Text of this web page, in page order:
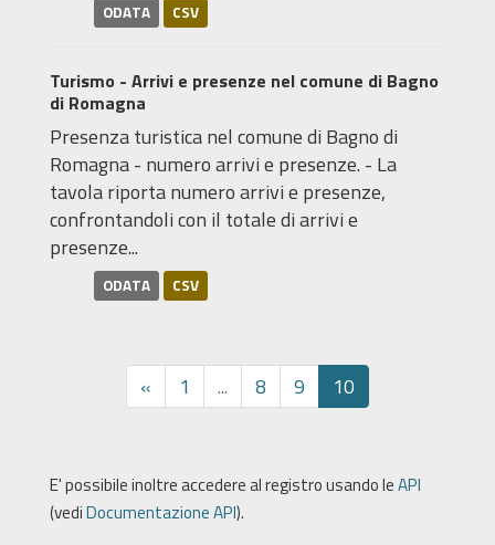
ODATA CSV
Turismo - Arrivi e presenze nel comune di Bagno
di Romagna
Presenza turistica nel comune di Bagno di
Romagna - numero arrivi e presenze. - La
tavola riporta numero arrivi e presenze,
confrontandoli con il totale di arrivi e
presenze...
ODATA CSV
« 1 ... 8 9 10
E' possibile inoltre accedere al registro usando leAPI
(vediDocumentazione API).